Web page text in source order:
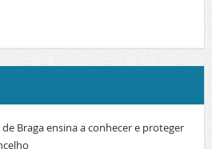
Braga ensina a conhecer e proteger